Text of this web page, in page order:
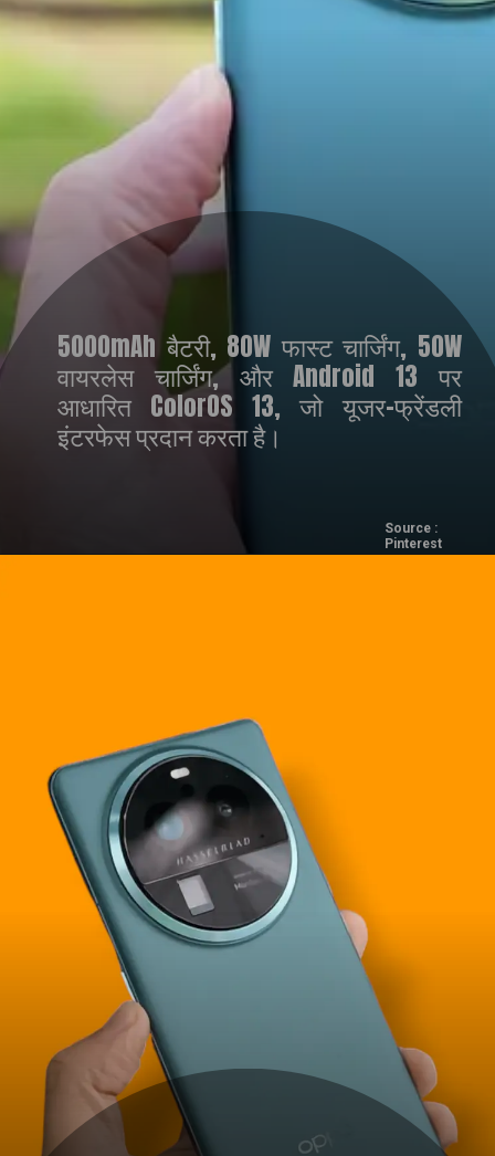
5000mAh बैटरी, 80W फास्ट चार्जिंग, 50W
वायरलेस चार्जिंग, और Android 13 पर
आधारित ColorOS 13, जो यूजर-फ्रेंडली
इंटरफेस प्रदान करता है।
Source :
Pinterest